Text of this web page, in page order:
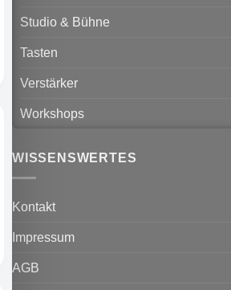
Studio & Bühne
Tasten
Verstärker
Workshops
WISSENSWERTES
Kontakt
Impressum
AGB